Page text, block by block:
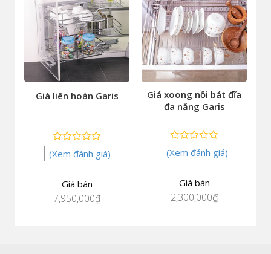
Giá liên hoàn Garis
0
(Xem đánh giá)
Giá bán
7,950,000₫
Giá xoong nồi bát đĩa
đa năng Garis
0
(Xem đánh giá)
Giá bán
2,300,000₫